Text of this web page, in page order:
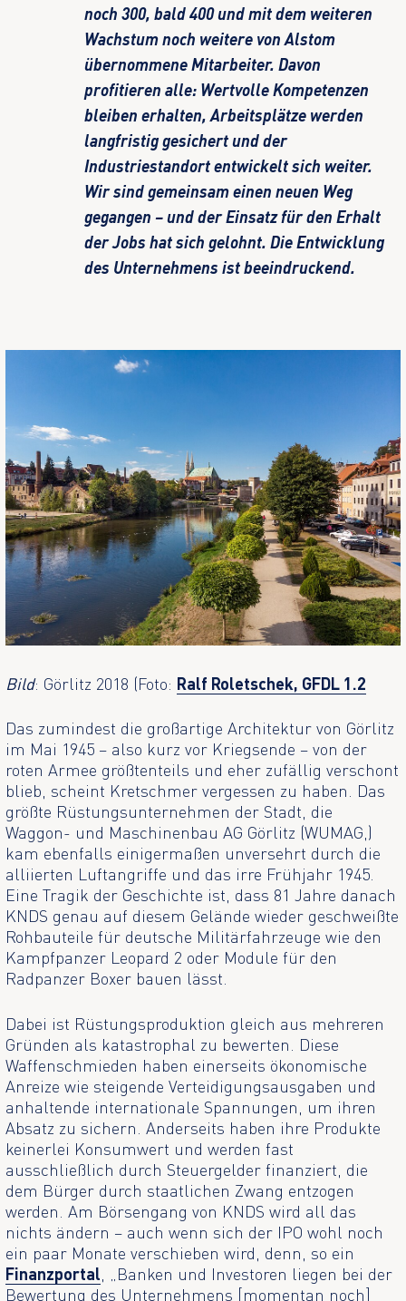
noch 300, bald 400 und mit dem weiteren
Wachstum noch weitere von Alstom
übernommene Mitarbeiter. Davon
profitieren alle: Wertvolle Kompetenzen
bleiben erhalten, Arbeitsplätze werden
langfristig gesichert und der
Industriestandort entwickelt sich weiter.
Wir sind gemeinsam einen neuen Weg
gegangen – und der Einsatz für den Erhalt
der Jobs hat sich gelohnt. Die Entwicklung
des Unternehmens ist beeindruckend.
Bild: Görlitz 2018 (Foto: Ralf Roletschek, GFDL 1.2
Das zumindest die großartige Architektur von Görlitz
im Mai 1945 – also kurz vor Kriegsende – von der
roten Armee größtenteils und eher zufällig verschont
blieb, scheint Kretschmer vergessen zu haben. Das
größte Rüstungsunternehmen der Stadt, die
Waggon- und Maschinenbau AG Görlitz (WUMAG,)
kam ebenfalls einigermaßen unversehrt durch die
alliierten Luftangriffe und das irre Frühjahr 1945.
Eine Tragik der Geschichte ist, dass 81 Jahre danach
KNDS genau auf diesem Gelände wieder geschweißte
Rohbauteile für deutsche Militärfahrzeuge wie den
Kampfpanzer Leopard 2 oder Module für den
Radpanzer Boxer bauen lässt.
Dabei ist Rüstungsproduktion gleich aus mehreren
Gründen als katastrophal zu bewerten. Diese
Waffenschmieden haben einerseits ökonomische
Anreize wie steigende Verteidigungsausgaben und
anhaltende internationale Spannungen, um ihren
Absatz zu sichern. Anderseits haben ihre Produkte
keinerlei Konsumwert und werden fast
ausschließlich durch Steuergelder finanziert, die
dem Bürger durch staatlichen Zwang entzogen
werden. Am Börsengang von KNDS wird all das
nichts ändern – auch wenn sich der IPO wohl noch
ein paar Monate verschieben wird, denn, so ein
Finanzportal , „Banken und Investoren liegen bei der
Bewertung des Unternehmens [momentan noch]